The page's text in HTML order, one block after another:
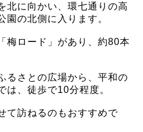
北に向かい、環七通りの高
園の北側に入ります。
梅ロード」があり、約80本
るさとの広場から、平和の
は、徒歩で10分程度。
て訪ねるのもおすすめで